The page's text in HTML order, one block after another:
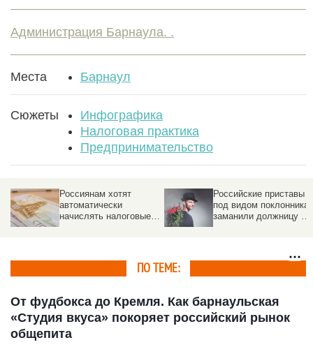
Администрация Барнаула. .
Места Барнаул
Сюжеты
Инфографика
Налоговая практика
Предпринимательство
Российские приставы
под видом поклонника
заманили должницу в
Раскрыли схему, как
Долина долгие годы
обходила налоги за
ПО ТЕМЕ:
От фудбокса до Кремля. Как барнаульская
«Студия вкуса» покоряет российский рынок
общепита